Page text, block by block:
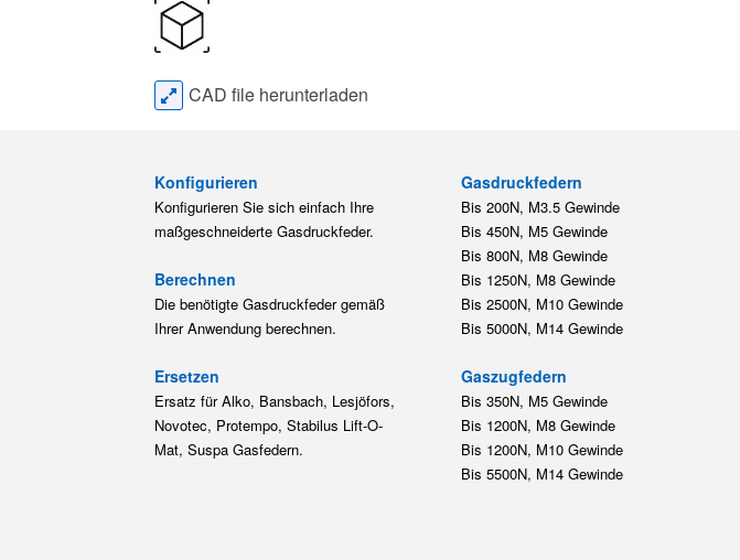
CAD file herunterladen
Konfigurieren
Konfigurieren Sie sich einfach Ihre
maßgeschneiderte Gasdruckfeder.
Berechnen
Die benötigte Gasdruckfeder gemäß
Ihrer Anwendung berechnen.
Ersetzen
Ersatz für Alko, Bansbach, Lesjöfors,
Novotec, Protempo, Stabilus Lift-O-
Mat, Suspa Gasfedern.
Gasdruckfedern
Bis 200N, M3.5 Gewinde
Bis 450N, M5 Gewinde
Bis 800N, M8 Gewinde
Bis 1250N, M8 Gewinde
Bis 2500N, M10 Gewinde
Bis 5000N, M14 Gewinde
Gaszugfedern
Bis 350N, M5 Gewinde
Bis 1200N, M8 Gewinde
Bis 1200N, M10 Gewinde
Bis 5500N, M14 Gewinde